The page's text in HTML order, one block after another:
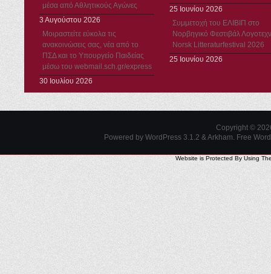
μέσα από Αθλητικούς Αγώνες
3 Αυγούστου 2026
Μοιραστείτε εύκολα τις
ανακοινώσεις σας, νέα από το
ΠΣΔ και το Υπουργείο Παιδείας
μέσω του webmail.sch.gr/express
30 Ιουλίου 2026
25 Ιουνίου 2026
Συμμετοχή του ΕΛΙΒΙΠ στο
Νορβηγικό Φεστιβάλ
Norsk Litteraturfestival 2026
25 Ιουνίου 2026
Copyright ©
Powered by WordPress 3.1.2 & Arkham. Free
Website is Protected By Using